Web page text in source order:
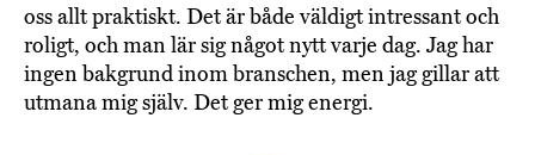
oss allt praktiskt. Det är både väldigt intressant och
roligt, och man lär sig något nytt varje dag. Jag har
ingen bakgrund inom branschen, men jag gillar att
utmana mig själv. Det ger mig energi.